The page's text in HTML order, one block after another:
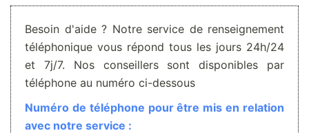
Besoin d'aide ? Notre service de renseignement
téléphonique vous répond tous les jours 24h/24
et 7j/7. Nos conseillers sont disponibles par
téléphone au numéro ci-dessous
Numéro de téléphone pour être mis en relation
avec notre service :